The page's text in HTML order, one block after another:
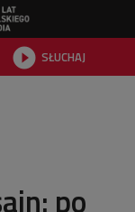
 SŁUCHAJ
po